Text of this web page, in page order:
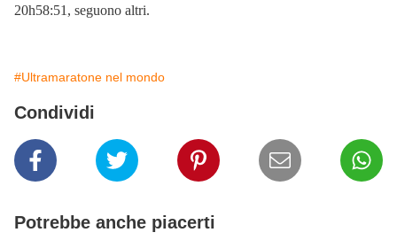
20h58:51, seguono altri.
#Ultramaratone nel mondo
Condividi
Potrebbe anche piacerti